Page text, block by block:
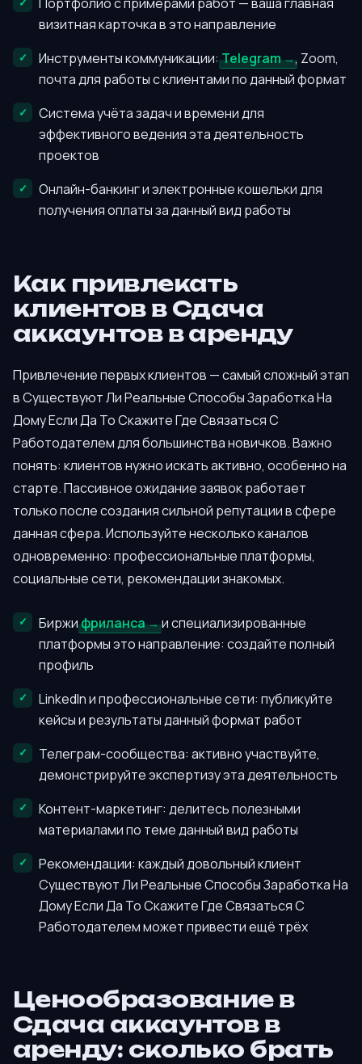
визитная карточка в это направление
Инструменты коммуникации:Telegram
, Zoom,
почта для работы с клиентами по данный формат
Система учёта задач и времени для
эффективного ведения эта деятельность
проектов
Онлайн-банкинг и электронные кошельки для
получения оплаты за данный вид работы
Как привлекать
клиентов в Сдача
аккаунтов в аренду
Привлечение первых клиентов — самый сложный этап
в Существуют Ли Реальные Способы Заработка На
Дому Если Да То Скажите Где Связаться С
Работодателем для большинства новичков. Важно
понять: клиентов нужно искать активно, особенно на
старте. Пассивное ожидание заявок работает
только после создания сильной репутации в сфере
данная сфера. Используйте несколько каналов
одновременно: профессиональные платформы,
социальные сети, рекомендации знакомых.
Биржифриланса
и специализированные
платформы это направление: создайте полный
профиль
LinkedIn и профессиональные сети: публикуйте
кейсы и результаты данный формат работ
Телеграм-сообщества: активно участвуйте,
демонстрируйте экспертизу эта деятельность
Контент-маркетинг: делитесь полезными
материалами по теме данный вид работы
Рекомендации: каждый довольный клиент
Существуют Ли Реальные Способы Заработка На
Дому Если Да То Скажите Где Связаться С
Работодателем может привести ещё трёх
Ценообразование в
Сдача аккаунтов в
аренду: сколько брать